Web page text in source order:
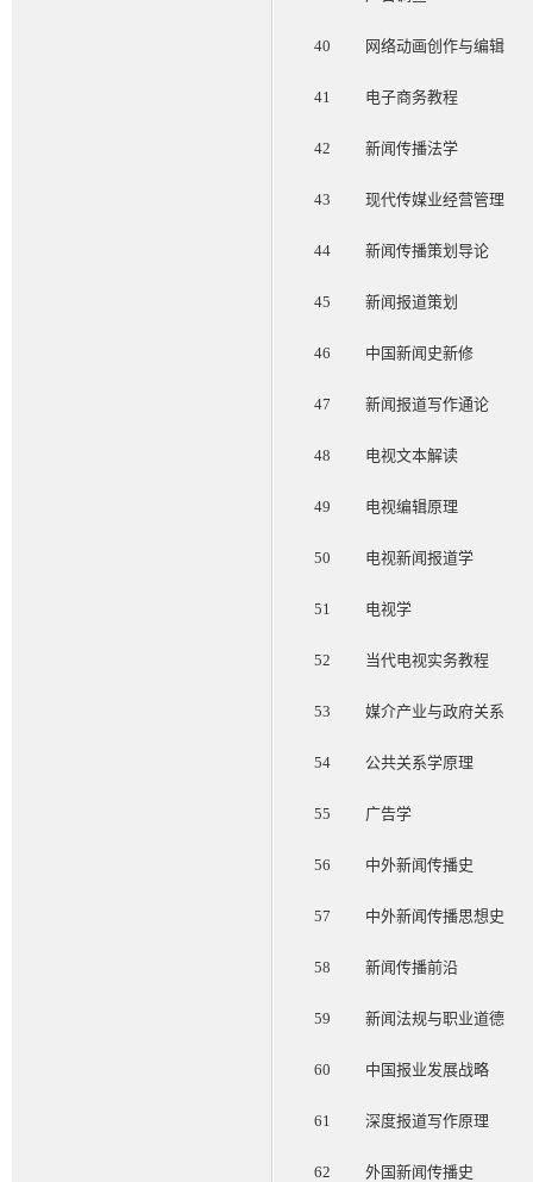
40 网络动画创作与编辑
41 电子商务教程
42 新闻传播法学
43 现代传媒业经营管理
44 新闻传播策划导论
45 新闻报道策划
46 中国新闻史新修
47 新闻报道写作通论
48 电视文本解读
49 电视编辑原理
50 电视新闻报道学
51 电视学
52 当代电视实务教程
53 媒介产业与政府关系
54 公共关系学原理
55 广告学
56 中外新闻传播史
57 中外新闻传播思想史
58 新闻传播前沿
59 新闻法规与职业道德
60 中国报业发展战略
61 深度报道写作原理
62 外国新闻传播史